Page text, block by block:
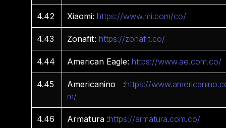
4.42 Xiaomi: https://www.mi.com/co/
4.43 Zonafit: https://zonafit.co/
4.44 American Eagle: https://www.ae.com.co/
4.45 Americanino :https://
m/
4.46 Armatura :https://armatura.com.co/